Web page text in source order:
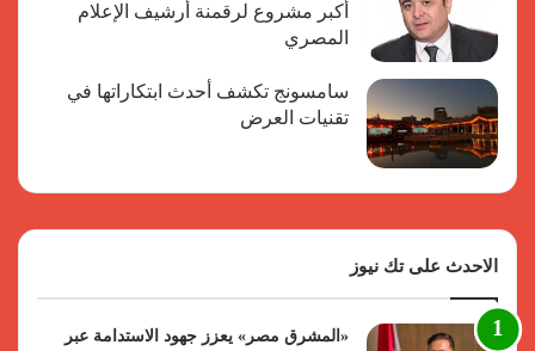
أكبر مشروع لرقمنة أرشيف الإعلام
المصري
سامسونج تكشف أحدث ابتكاراتها في
تقنيات العرض
الاحدث على تك نيوز
«المشرق مصر» يعزز جهود الاستدامة عبر